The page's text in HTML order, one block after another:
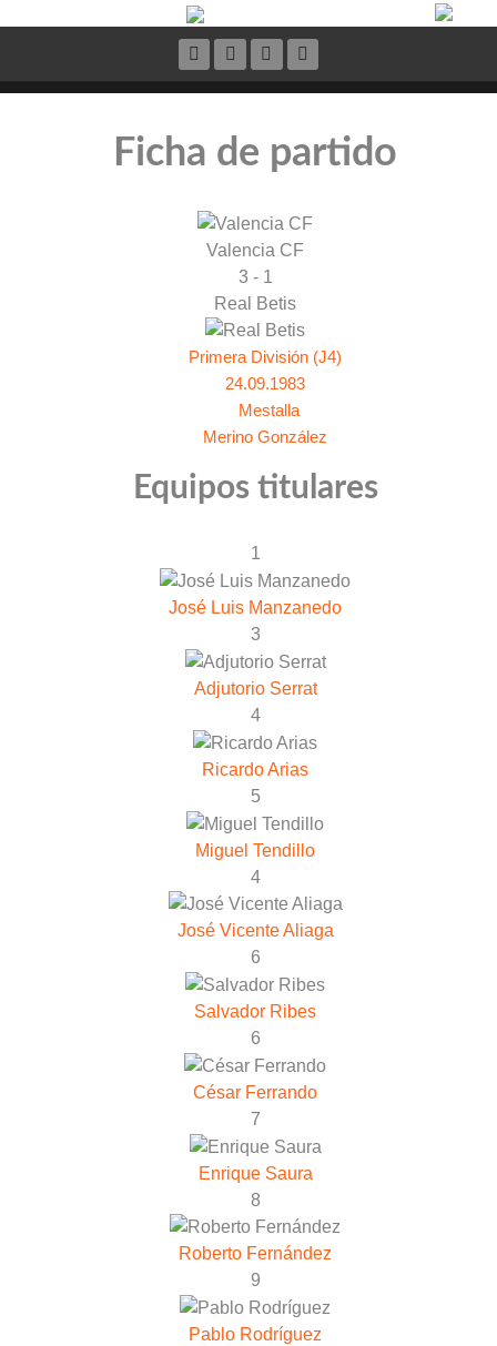
Ficha de partido
Valencia CF
3 - 1
Real Betis
Primera División (J4)
24.09.1983
Mestalla
Merino González
Equipos titulares
1
José Luis Manzanedo
3
Adjutorio Serrat
4
Ricardo Arias
5
Miguel Tendillo
4
José Vicente Aliaga
6
Salvador Ribes
6
César Ferrando
7
Enrique Saura
8
Roberto Fernández
9
Pablo Rodríguez